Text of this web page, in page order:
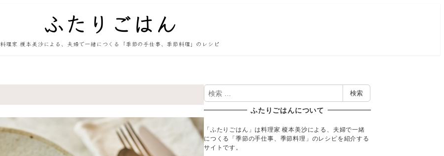
料理家 榎本美沙による、夫婦で一緒につくる「季節の手仕事、季節料理」のレシピ
検
索
検索
ふたりごはんについて
「ふたりごはん」は料理家 榎本美沙による、夫婦で一緒
につくる「季節の手仕事、季節料理」のレシピを紹介する
サイトです。